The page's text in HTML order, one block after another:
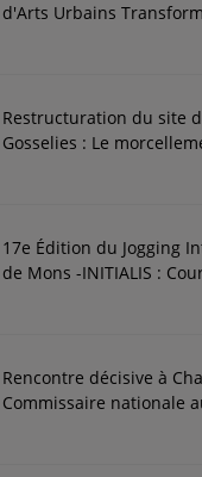
d'Arts Urbains
Restructuration du site
Gosselies : Le
17e Édition du Jogging
de Mons -INITIALIS :
Rencontre décisive à
Commissaire nationale